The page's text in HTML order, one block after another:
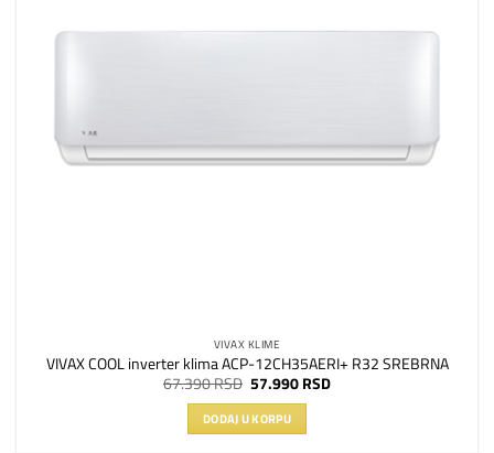
VIVAX KLIME
VIVAX COOL inverter klima ACP-12CH35AERI+ R32 SREBRNA
67.390RSD Originalna
cena
je
bila:
67.390 RSD.
57.990 RSDTrenutna
DODAJ U KORPU